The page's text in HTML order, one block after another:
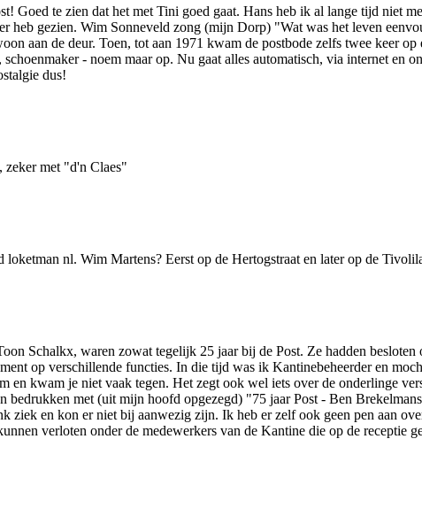
te zien dat het met Tini goed gaat. Hans heb ik al lange tijd niet
gezien. Wim Sonneveld zong (mijn Dorp) "Wat was het leven
aan de deur. Toen, tot aan 1971 kwam de postbode zelfs twee keer
- noem maar op. Nu gaat alles automatisch, via internet
dus!
zeker met "d'n Claes"
nl. Wim Martens? Eerst op de Hertogstraat en later op de
Schalkx, waren zowat tegelijk 25 jaar bij de Post. Ze hadden besloten
op verschillende functies. In die tijd was ik Kantinebeheerder en
en kwam je niet vaak tegen. Het zegt ook wel iets over de onderlinge
bedrukken met (uit mijn hoofd opgezegd) "75 jaar Post - Ben
ziek en kon er niet bij aanwezig zijn. Ik heb er zelf ook geen pen aan
verloten onder de medewerkers van de Kantine die op de receptie